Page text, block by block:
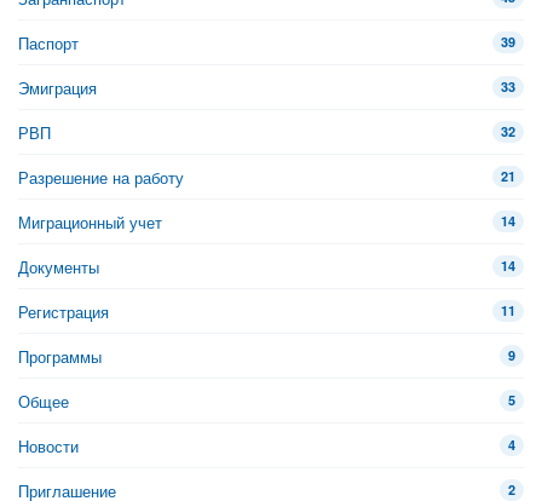
Паспорт 39
Эмиграция 33
РВП 32
Разрешение на работу 21
Миграционный учет 14
Документы 14
Регистрация 11
Программы 9
Общее 5
Новости 4
Приглашение 2